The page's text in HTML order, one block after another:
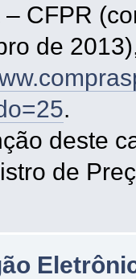
– CFPR
de
.
deste
de